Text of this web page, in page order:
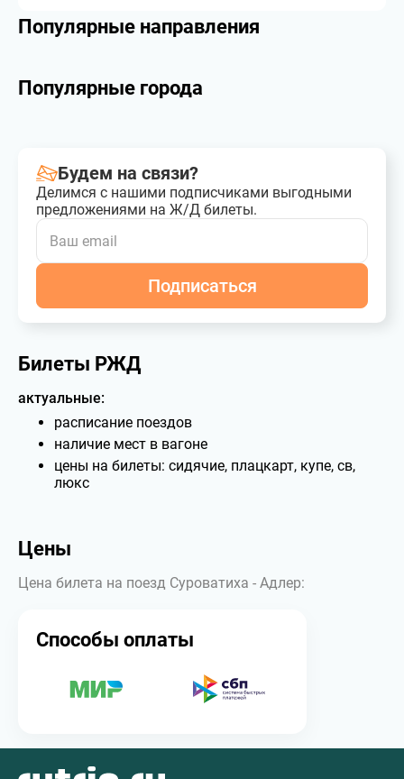
Популярные направления
Популярные города
Будем на связи?
Делимся с нашими подписчиками выгодными
предложениями на Ж/Д билеты.
Подписаться
Билеты РЖД
актуальные:
расписание поездов
наличие мест в вагоне
цены на билеты: сидячие, плацкарт, купе, св,
люкс
Цены
Цена билета на поезд Суроватиха - Адлер:
Способы оплаты